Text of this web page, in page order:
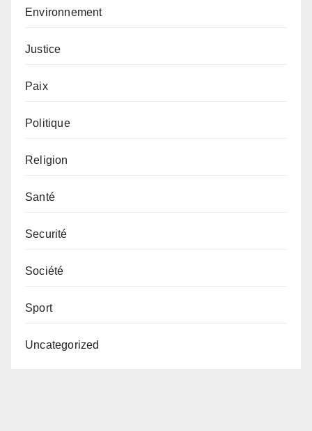
Environnement
Justice
Paix
Politique
Religion
Santé
Securité
Société
Sport
Uncategorized